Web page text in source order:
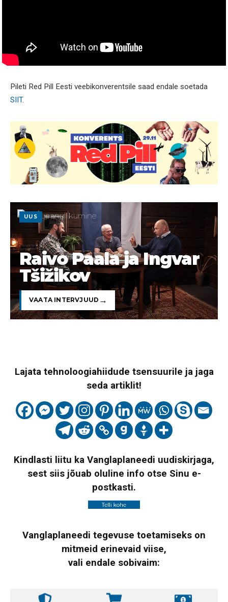
Pileti Red Pill Eesti veebikonverentsile saad endale soetada
SIIT.
UUS
Raivo Paala ja Ingvar
Tšižikov
VAATA INTERVJUUD
Lajata tehnoloogiahiidude tsensuurile ja jaga
seda artiklit!
Kindlasti liitu ka Vanglaplaneedi uudiskirjaga,
sest siis jõuab oluline info otse Sinu e-
postkasti.
Vanglaplaneedi tegevuse toetamiseks on
mitmeid erinevaid viise,
vali endale sobivaim: